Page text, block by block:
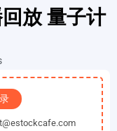
放 量子计